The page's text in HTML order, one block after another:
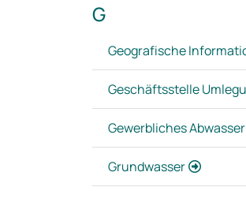
G
Geografische
Geschäftsstelle
Gewerbliches Abwasser
Grundwasser